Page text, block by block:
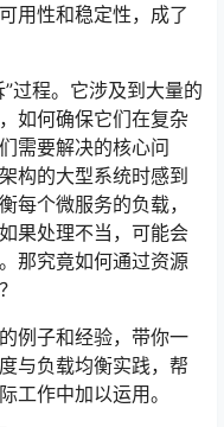
用性和稳定性，成了
过程。它涉及到大量的
如何确保它们在复杂
需要解决的核心问
构的大型系统时感到
每个微服务的负载，
果处理不当，可能会
那究竟如何通过资源
例子和经验，带你一
与负载均衡实践，帮
工作中加以运用。